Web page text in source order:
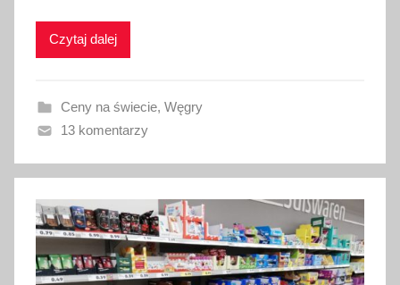
w
n
o
2
m
a
a
Czytaj dalej
Ceny na świecie, Węgry
13 komentarzy